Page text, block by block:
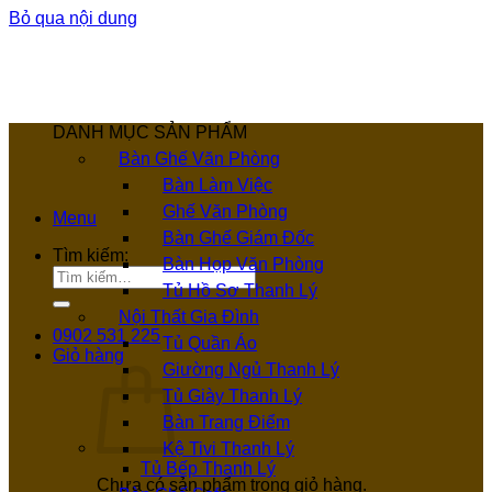
Bỏ qua nội dung
Menu
Tìm kiếm:
0902 531 225
Giỏ hàng
Chưa có sản phẩm trong giỏ hàng.
DANH MỤC SẢN PHẨM
Bàn Ghế Văn Phòng
Bàn Làm Việc
Ghế Văn Phòng
Bàn Ghế Giám Đốc
Bàn Họp Văn Phòng
Tủ Hồ Sơ Thanh Lý
Nội Thất Gia Đình
Tủ Quần Áo
Giường Ngủ Thanh Lý
Tủ Giày Thanh Lý
Bàn Trang Điểm
Kệ Tivi Thanh Lý
Tủ Bếp Thanh Lý